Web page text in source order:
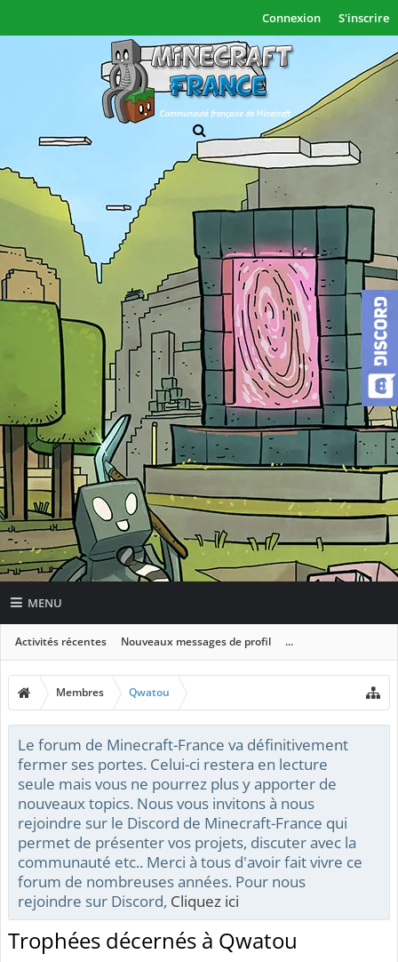
Connexion S'inscrire
MENU
Activités récentes Nouveaux messages de profil ...
Membres Qwatou
Le forum de Minecraft-France va définitivement
fermer ses portes. Celui-ci restera en lecture
seule mais vous ne pourrez plus y apporter de
nouveaux topics. Nous vous invitons à nous
rejoindre sur le Discord de Minecraft-France qui
permet de présenter vos projets, discuter avec la
communauté etc.. Merci à tous d'avoir fait vivre ce
forum de nombreuses années. Pour nous
rejoindre sur Discord, Cliquez ici
Trophées décernés à Qwatou